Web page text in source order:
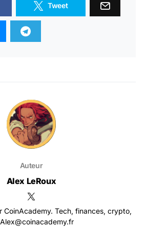
Tweet
Auteur
Alex LeRoux
CoinAcademy. Tech, finances, crypto,